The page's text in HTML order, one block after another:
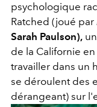
psychologique
Ratched (joué par
Sarah Paulson),
de la Californie
travailler dans un
se déroulent des
dérangeant) sur